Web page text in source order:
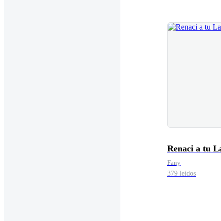
Renaci a tu
Fany
379 leídos